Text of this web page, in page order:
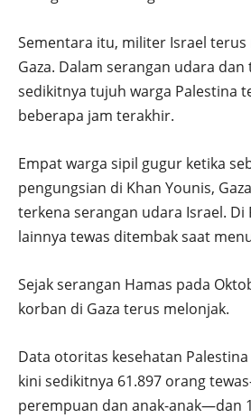
Sementara itu, militer Israel terus
Gaza. Dalam serangan udara
sedikitnya tujuh warga Palestina
beberapa jam terakhir.
Empat warga sipil gugur ketika
pengungsian di Khan Younis,
terkena serangan udara Israel. Di
lainnya tewas ditembak saat
Sejak serangan Hamas pada
korban di Gaza terus melonjak.
Data otoritas kesehatan
kini sedikitnya 61.897 orang
perempuan dan anak-anak—dan